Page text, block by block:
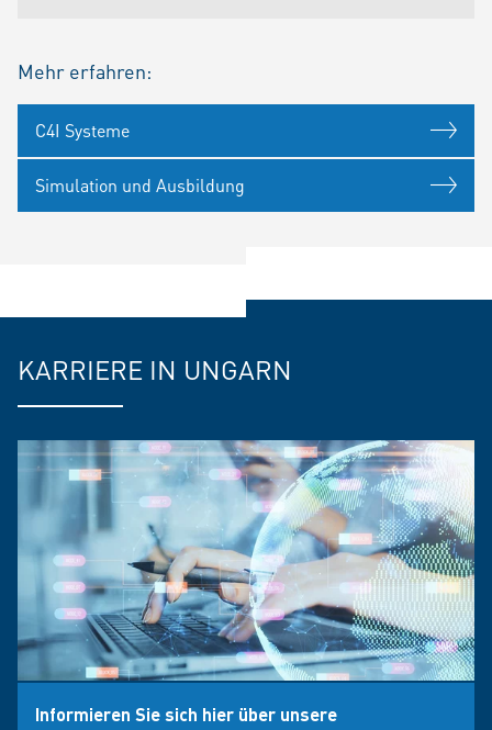
Mehr erfahren:
C4I Systeme
Simulation und Ausbildung
KARRIERE IN UNGARN
Informieren Sie sich hier über unsere